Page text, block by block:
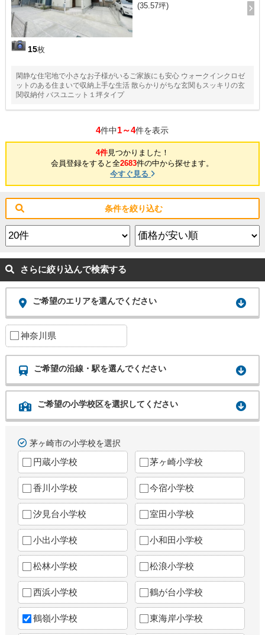
15枚
(35.57坪)
閑静な住宅地で小さなお子様がいるご家族にも安心 ウォークインクロゼ
ットのある住まいで収納上手な生活 散らかりがちな玄関もスッキリの玄
関収納付 バスユニット１坪タイプ
4件中1～4件を表示
4件見つかりました！
会員登録をすると全2683件の中から探せます。
今すぐ見る
条件を絞り込む
さらに絞り込んで検索する
ご希望のエリアを選んでください
神奈川県
ご希望の沿線・駅を選んでください
ご希望の小学校区を選択してください
茅ヶ崎市の小学校を選択
円蔵小学校 茅ヶ崎小学校
香川小学校 今宿小学校
汐見台小学校 室田小学校
小出小学校 小和田小学校
松林小学校 松浪小学校
西浜小学校 鶴が台小学校
鶴嶺小学校 東海岸小学校